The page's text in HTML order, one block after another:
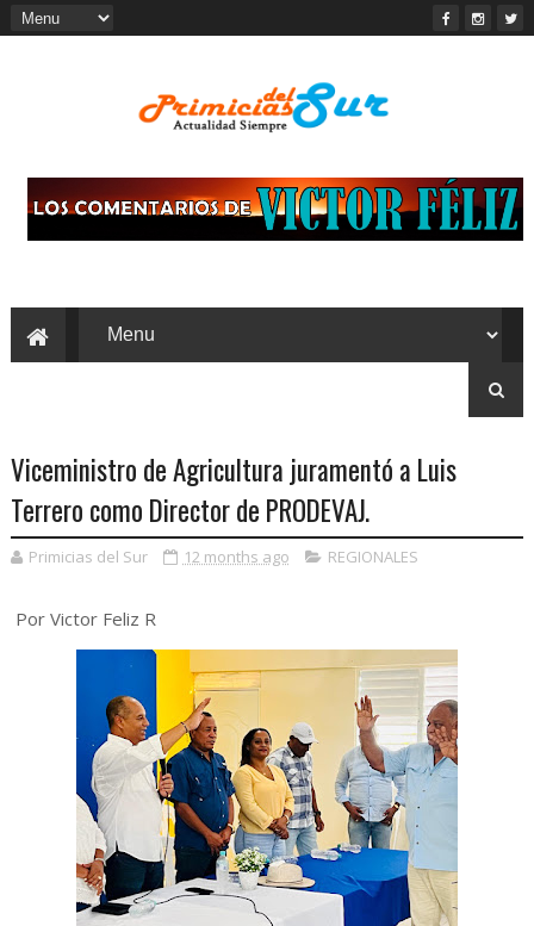
Viceministro de Agricultura juramentó a Luis
Terrero como Director de PRODEVAJ.
Primicias del Sur 12 months ago REGIONALES
Por Victor Feliz R